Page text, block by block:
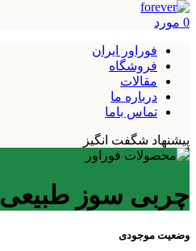
0 مورد
فوراور ایران
فروشگاه
مقالات
درباره ما
تماس باما
پیشنهاد شگفت انگیز
چربی سوز طبیعی
وضعیت موجودی